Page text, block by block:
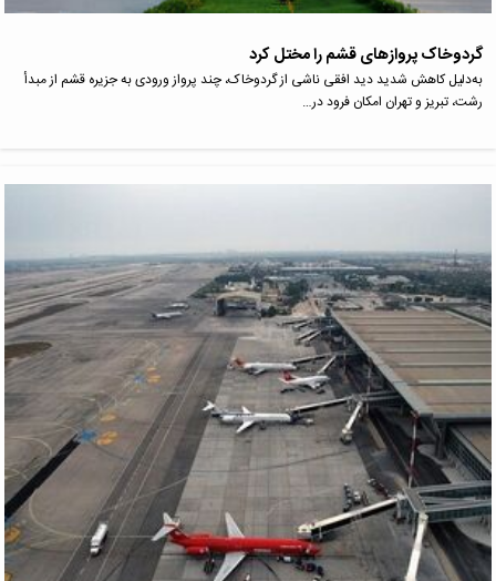
گردوخاک پروازهای قشم را مختل کرد
به‌دلیل کاهش شدید دید افقی ناشی از گردوخاک، چند پرواز ورودی به جزیره قشم از مبدأ
رشت، تبریز و تهران امکان فرود در…